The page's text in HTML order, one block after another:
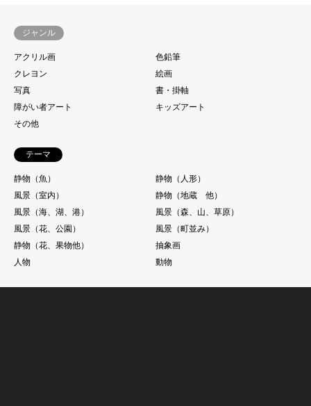
ジャンル
アクリル画
色鉛筆
クレヨン
絵画
写真
書・掛軸
障がい者アート
キッズアート
その他
テーマ
静物（魚）
静物（人形）
風景（室内）
静物（地蔵 他）
風景（海、湖、港）
風景（森、山、草原）
風景（花、公園）
風景（町並み）
静物（花、果物他）
抽象画
人物
動物